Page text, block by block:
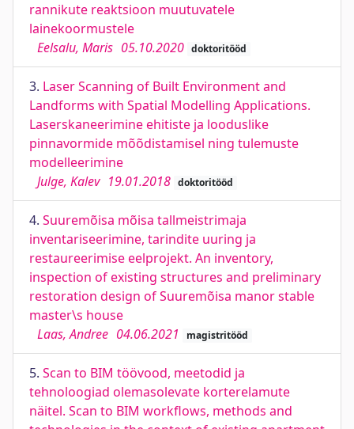
rannikute reaktsioon muutuvatele
lainekoormustele
Eelsalu, Maris 05.10.2020 doktoritööd
3. Laser Scanning of Built Environment and
Landforms with Spatial Modelling Applications.
Laserskaneerimine ehitiste ja looduslike
pinnavormide mõõdistamisel ning tulemuste
modelleerimine
Julge, Kalev 19.01.2018 doktoritööd
4. Suuremõisa mõisa tallmeistrimaja
inventariseerimine, tarindite uuring ja
restaureerimise eelprojekt. An inventory,
inspection of existing structures and preliminary
restoration design of Suuremõisa manor stable
master\s house
Laas, Andree 04.06.2021 magistritööd
5. Scan to BIM töövood, meetodid ja
tehnoloogiad olemasolevate korterelamute
näitel. Scan to BIM workflows, methods and